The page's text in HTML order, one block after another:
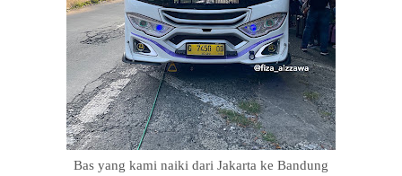
Bas yang kami naiki dari Jakarta ke Bandung